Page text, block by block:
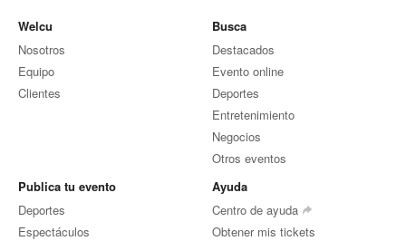
Welcu
Nosotros
Equipo
Clientes
Busca
Destacados
Evento online
Deportes
Entretenimiento
Negocios
Otros eventos
Publica tu evento
Deportes
Espectáculos
Ayuda
Centro de ayuda
Obtener mis tickets